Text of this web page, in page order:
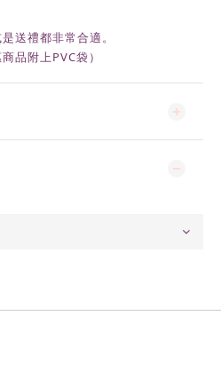
送禮都非常合適。
品附上PVC袋）